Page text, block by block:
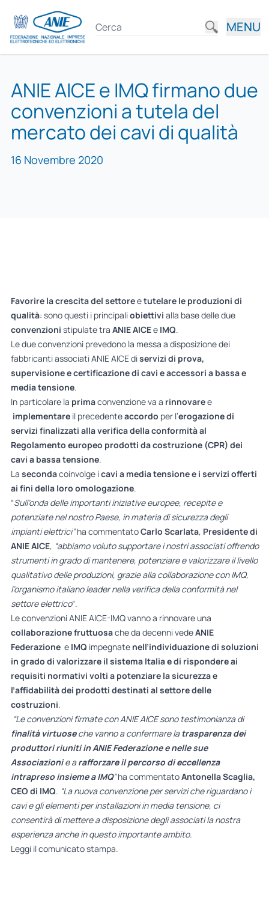
MENU
ANIE AICE e IMQ firmano due
convenzioni a tutela del
mercato dei cavi di qualità
16 Novembre 2020
Favorire la crescita del settoreetutelare le produzioni di
qualità: sono questi i principaliobiettivi alla base delle due
convenzioni stipulate tra ANIE AICEe IMQ.
Le due convenzioni prevedono la messa a disposizione dei
fabbricanti associati ANIE AICE diservizi di prova,
supervisione e certificazione di cavi e accessori a bassa e
media tensione.
In particolare la primaconvenzione va a rinnovaree
implementareil precedenteaccordo per l’erogazione di
servizi finalizzati alla verifica della conformità al
Regolamento europeo prodotti da costruzione (CPR) dei
cavi a bassa tensione.
La secondacoinvolge icavi a media tensione e i servizi offerti
ai fini della loro omologazione.
“Sull’onda delle importanti iniziative europee, recepite e
potenziate nel nostro Paese, in materia di sicurezza degli
impianti elettrici”ha commentatoCarlo Scarlata, Presidente di
ANIE AICE, “abbiamo voluto supportare i nostri associati offrendo
strumenti in grado di mantenere, potenziare e valorizzare il livello
qualitativo delle produzioni, grazie alla collaborazione con IMQ,
l’organismo italiano leader nella verifica della conformità nel
settore elettrico“.
Le convenzioni ANIE AICE-IMQ vanno a rinnovare una
collaborazione fruttuosache da decenni vedeANIE
FederazioneeIMQ impegnate nell’individuazione di soluzioni
in grado di valorizzare il sistema Italia e di rispondere ai
requisiti normativi volti a potenziare la sicurezza e
l’affidabilità dei prodotti destinati al settore delle
costruzioni.
“Le convenzioni firmate con ANIE AICE sono testimonianza di
finalità virtuoseche vanno a confermare latrasparenza dei
produttori riuniti in ANIE Federazione e nelle sue
Associazionie arafforzare il percorso di eccellenza
intrapreso insieme a IMQ”ha commentatoAntonella Scaglia,
CEO di IMQ. “La nuova convenzione per servizi che riguardano i
cavi e gli elementi per installazioni in media tensione, ci
consentirà di mettere a disposizione degli associati la nostra
esperienza anche in questo importante ambito.
Leggiil comunicato stampa.